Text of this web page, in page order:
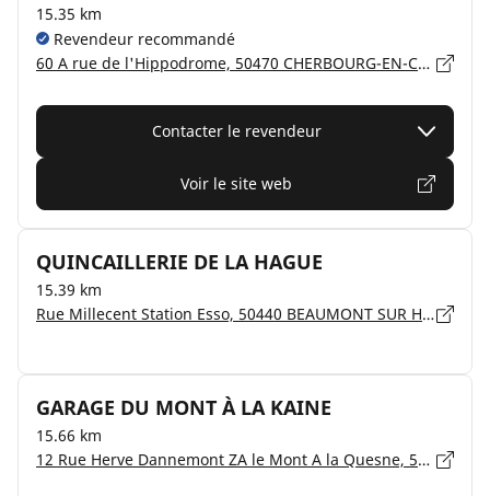
15.35 km
Revendeur recommandé
60 A rue de l'Hippodrome, 50470 CHERBOURG-EN-COTENTIN
Contacter le revendeur
Voir le site web
QUINCAILLERIE DE LA HAGUE
15.39 km
Rue Millecent Station Esso, 50440 BEAUMONT SUR HAGUE
GARAGE DU MONT À LA KAINE
15.66 km
12 Rue Herve Dannemont ZA le Mont A la Quesne, 50700 BRIX